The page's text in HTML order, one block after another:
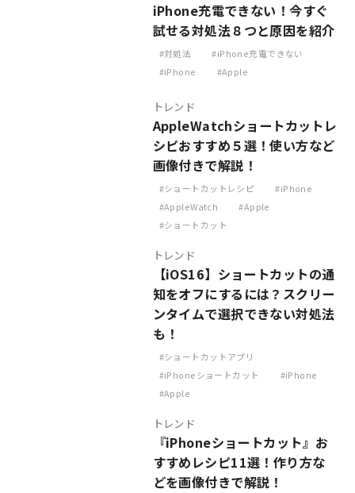
iPhone充電できない！今すぐ
試せる対処法８つと原因を紹介
対処法
iPhone充電できない
iPhone
Apple
トレンド
AppleWatchショートカットレ
シピおすすめ５選！使い方など
画像付きで解説！
ショートカットレシピ
iPhone
AppleWatch
Apple
ショートカット
トレンド
【iOS16】ショートカットの通
知をオフにするには？スクリー
ンタイムで選択できない対処法
も！
ショートカットアプリ
iPhoneショートカット
iPhone
Apple
トレンド
『iPhoneショートカット』お
すすめレシピ11選！作り方な
どを画像付きで解説！